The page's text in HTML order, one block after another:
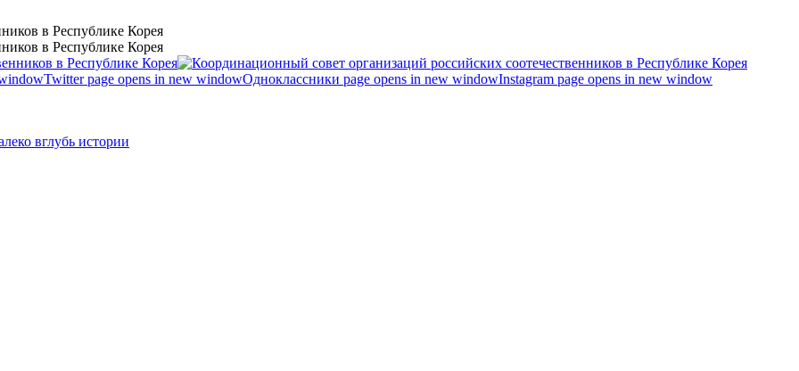
в Республике Корея
в Республике Корея
Twitter page opens in new windowОдноклассники page opens in new windowInstagram page opens in new window
вглубь истории